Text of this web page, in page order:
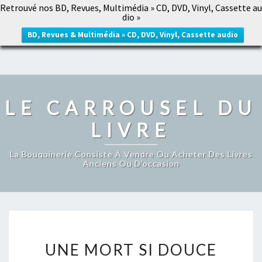
Retrouvé nos BD, Revues, Multimédia » CD, DVD, Vinyl, Cassette au
dio »
BD, Revues & Multimédia » CD, DVD, Vinyl, Cassette audio
LE CARROUSEL DU LIVRE
LE CARROUSEL DU
LIVRE
La Bouquinerie Consiste À Vendre Ou Acheter Des Livres
Anciens Ou D’occasion
MORT
UNE MORT SI DOUCE